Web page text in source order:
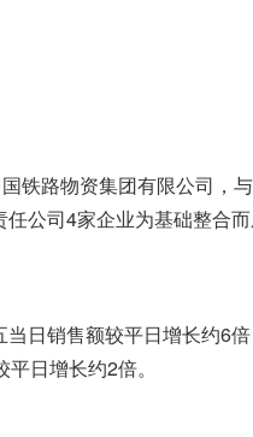
铁路物资集团有限公司，
公司4家企业为基础整合而
当日销售额较平日增长约6
日增长约2倍。